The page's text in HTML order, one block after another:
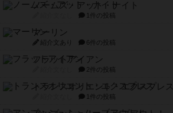
ノームズ・アット・ナイト
1件の投稿
マーリン
紹介文あり 6件の投稿
フラットアイアン
2件の投稿
トランスオリエント・エクスプレス
1件の投稿